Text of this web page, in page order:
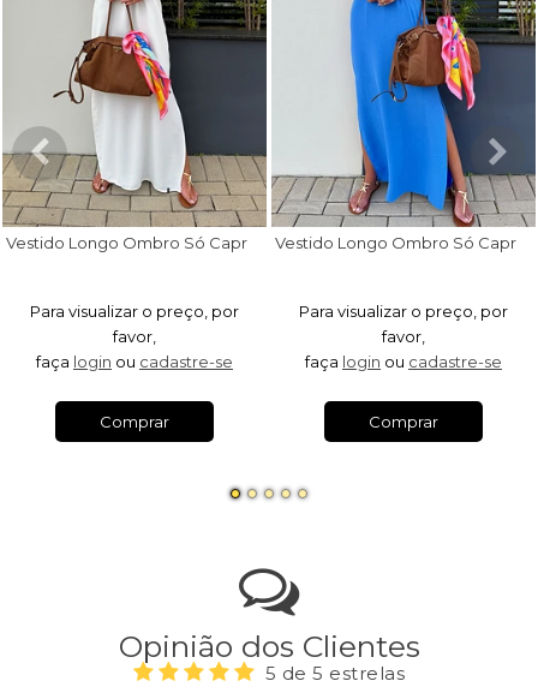
Para visualizar o preço, por
favor,
faça login ou cadastre-se
Comprar
Para visualizar o preço, por
favor,
faça login ou cadastre-se
Comprar
Opinião dos Clientes
5 de 5 estrelas